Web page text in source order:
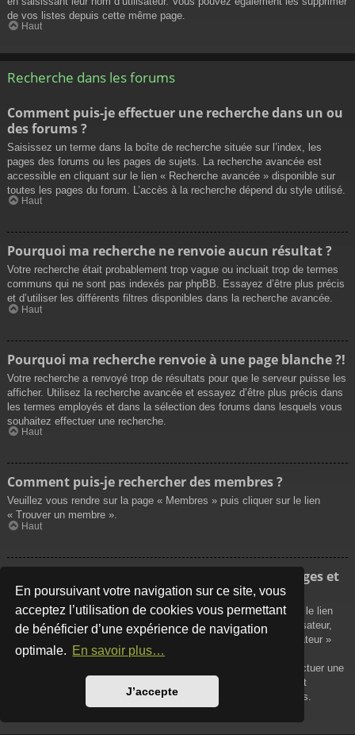
En poursuivant votre navigation sur ce site, vous
acceptez l’utilisation de cookies vous permettant
de bénéficier d’une expérience de navigation
optimale. En savoir plus…
J’accepte
de vos listes depuis cette même page.
Haut
Recherche dans les forums
Comment puis-je effectuer une recherche dans un ou
des forums ?
Saisissez un terme dans la boîte de recherche située sur l’index, les
pages des forums ou les pages de sujets. La recherche avancée est
accessible en cliquant sur le lien « Recherche avancée » disponible sur
toutes les pages du forum. L’accès à la recherche dépend du style utilisé.
Haut
Pourquoi ma recherche ne renvoie aucun résultat ?
Votre recherche était probablement trop vague ou incluait trop de termes
communs qui ne sont pas indexés par phpBB. Essayez d’être plus précis
et d’utiliser les différents filtres disponibles dans la recherche avancée.
Haut
Pourquoi ma recherche renvoie à une page blanche ?!
Votre recherche a renvoyé trop de résultats pour que le serveur puisse les
afficher. Utilisez la recherche avancée et essayez d’être plus précis dans
les termes employés et dans la sélection des forums dans lesquels vous
souhaitez effectuer une recherche.
Haut
Comment puis-je rechercher des membres ?
Veuillez vous rendre sur la page « Membres » puis cliquer sur le lien
« Trouver un membre ».
Haut
Comment puis-je retrouver mes propres messages et
sujets ?
Vos propres messages peuvent être affichés soit en cliquant sur le lien
« Afficher vos messages » dans le panneau de contrôle de l’utilisateur,
soit en cliquant sur le lien « Rechercher les messages de l’utilisateur »
sur la page de votre propre profil ou soit en cliquant sur le menu
« Raccourcis » situé sur la partie supérieure du forum. Pour effectuer une
recherche de vos propres sujets, utilisez la recherche avancée et
remplissez convenablement les options qui vous sont disponibles.